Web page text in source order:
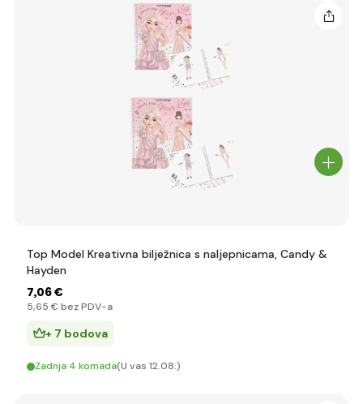
Top Model Kreativna bilježnica s naljepnicama, Candy &
Hayden
7,06 €
5,65 € bez PDV-a
+ 7 bodova
Zadnja 4 komada(U vas 12.08.)